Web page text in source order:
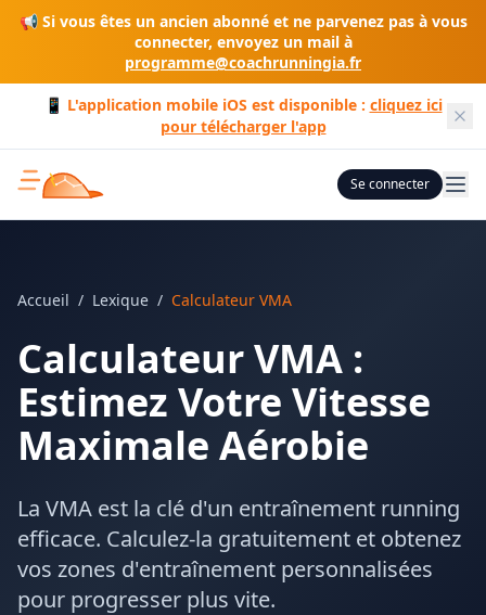
📢 Si vous êtes un ancien abonné et ne parvenez pas à vous
connecter, envoyez un mail à
programme@coachrunningia.fr
📱 L'application mobile iOS est disponible : cliquez ici
pour télécharger l'app
Se connecter
Accueil / Lexique / Calculateur VMA
Calculateur VMA :
Estimez Votre Vitesse
Maximale Aérobie
La VMA est la clé d'un entraînement running
efficace. Calculez-la gratuitement et obtenez
vos zones d'entraînement personnalisées
pour progresser plus vite.